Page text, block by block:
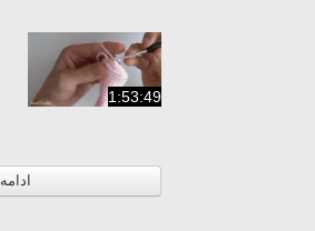
1:53:49
ادامه